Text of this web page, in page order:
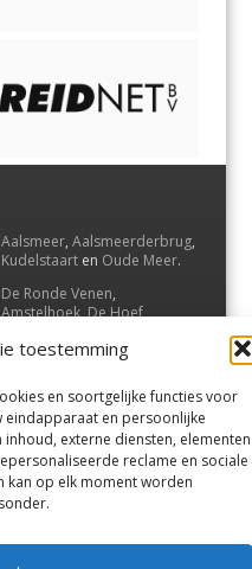
toestemming
en soortgelijke functies voor
eindapparaat en persoonlijke
externe diensten, elementen
reclame en sociale
kan op elk moment worden
Aalsmeer, Aalsmeerderbrug,
Kudelstaart en Oude Meer.
De Ronde Venen,
Amstelhoek,De Hoef,
Vrouwenakker,Waverveen
UithoornenDe Kwakel.
Contact
Andere uitgaven
Bezorgklacht
Vacatures
Voorwaarden